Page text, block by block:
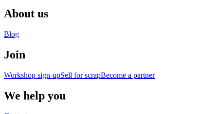
About us
Blog
Join
Workshop sign-upSell for scrapBecome a partner
We help you